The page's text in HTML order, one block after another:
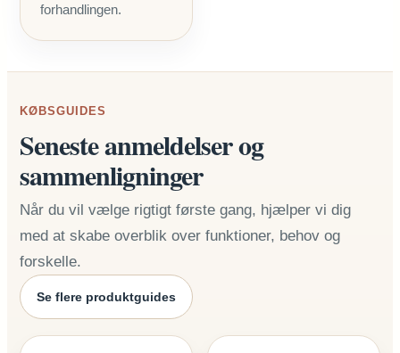
forhandlingen.
KØBSGUIDES
Seneste anmeldelser og
sammenligninger
Når du vil vælge rigtigt første gang, hjælper vi dig
med at skabe overblik over funktioner, behov og
forskelle.
Se flere produktguides